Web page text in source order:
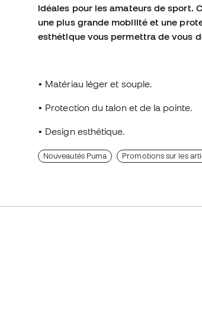
idéales pour les amateurs de sport.
une plus grande mobilité et une
esthétique vous permettra de vous
• Matériau léger et souple.
• Protection du talon et de la pointe.
• Design esthétique.
Nouveautés Puma Promotions sur les